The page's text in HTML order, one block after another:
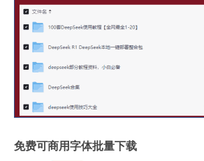
免费可商用字体批量下载